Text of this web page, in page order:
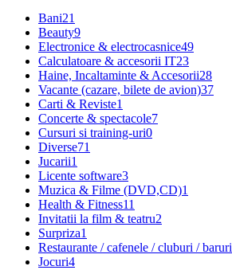
Bani21
Beauty9
Electronice & electrocasnice49
Calculatoare & accesorii IT23
Haine, Incaltaminte & Accesorii28
Vacante (cazare, bilete de avion)37
Carti & Reviste1
Concerte & spectacole7
Cursuri si training-uri0
Diverse71
Jucarii1
Licente software3
Muzica & Filme (DVD,CD)1
Health & Fitness11
Invitatii la film & teatru2
Surpriza1
Restaurante / cafenele / cluburi / baruri
Jocuri4